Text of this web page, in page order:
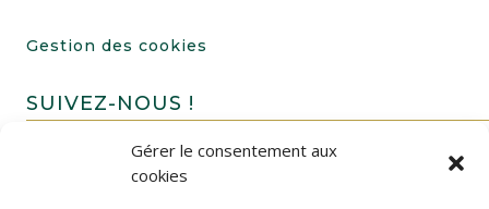
Gérer le consentement aux
cookies
Gestion des cookies
SUIVEZ-NOUS !